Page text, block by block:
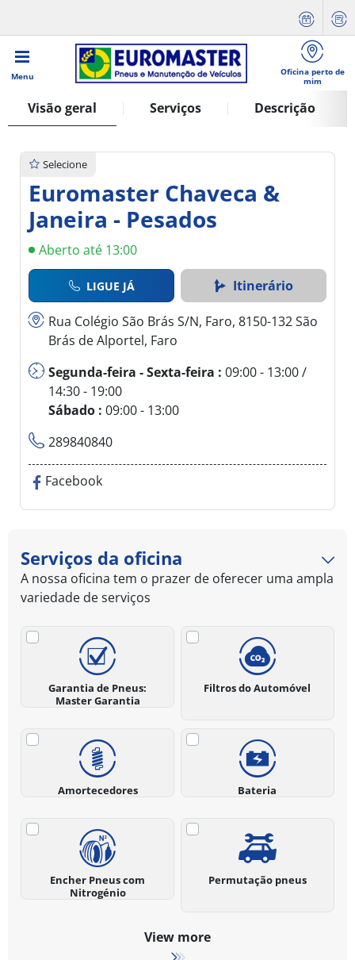
Menu
Oficina perto de
mim
Visão geral Serviços Descrição
Selecione
Euromaster Chaveca &
Janeira - Pesados
Aberto até 13:00
LIGUE JÁ Itinerário
Rua Colégio São Brás S/N, Faro, 8150-132 São
Brás de Alportel, Faro
Segunda-feira - Sexta-feira : 09:00 - 13:00 /
14:30 - 19:00
Sábado : 09:00 - 13:00
289840840
Facebook
Serviços da oficina
A nossa oficina tem o prazer de oferecer uma ampla
variedade de serviços
Garantia de Pneus:
Master Garantia
Filtros do Automóvel
Amortecedores Bateria
Encher Pneus com
Nitrogénio
Permutação pneus
View more